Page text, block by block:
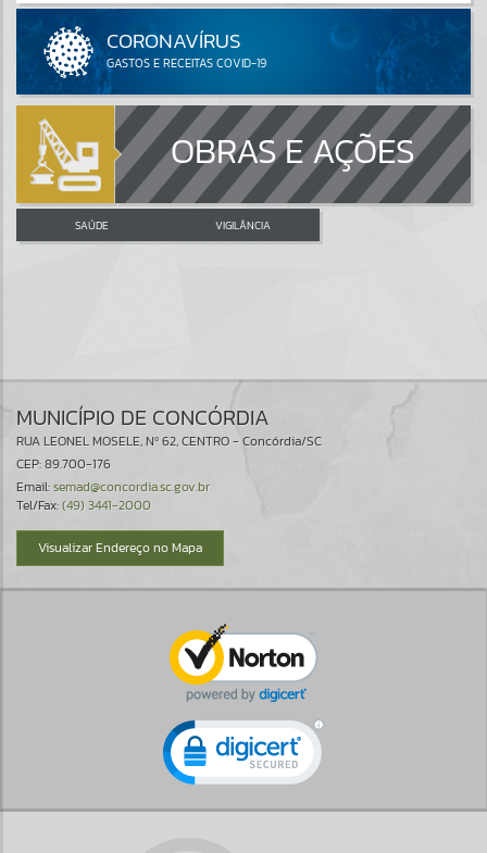
OBRAS E AÇÕES
SAÚDE VIGILÂNCIA
MUNICÍPIO DE CONCÓRDIA
RUA LEONEL MOSELE, Nº 62, CENTRO - Concórdia/SC
CEP: 89.700-176
Email:semad@concordia.sc.gov.br
Tel/Fax:(49) 3441-2000
Visualizar Endereço no Mapa